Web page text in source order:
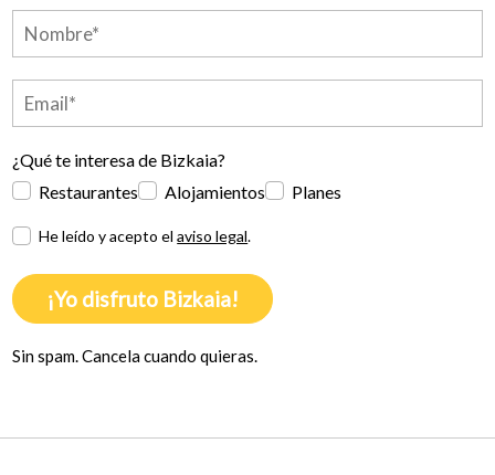
¿Qué te interesa de Bizkaia?
Restaurantes
Alojamientos Planes
He leído y acepto elaviso legal.
¡Yo disfruto Bizkaia!
Sin spam. Cancela cuando quieras.